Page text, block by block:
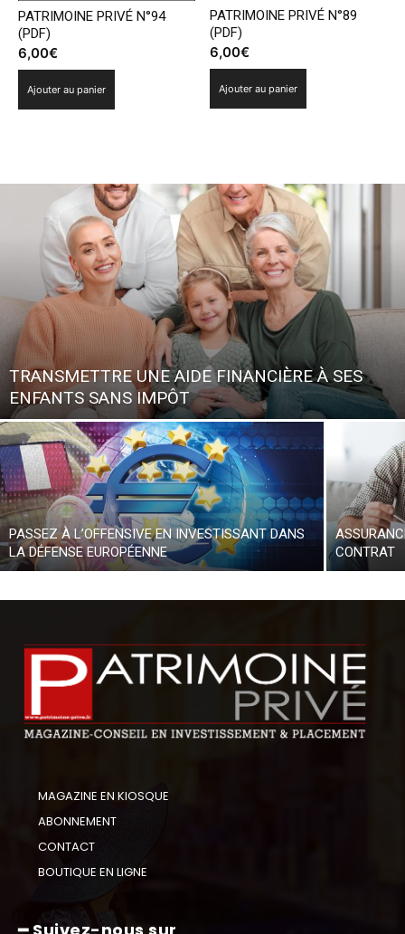
PATRIMOINE PRIVÉ N°94
(PDF)
6,00€
Ajouter au panier
PATRIMOINE PRIVÉ N°89
(PDF)
6,00€
Ajouter au panier
TRANSMETTRE UNE AIDE FINANCIÈRE À SES
ENFANTS SANS IMPÔT
PASSEZ À L’OFFENSIVE EN INVESTISSANT DANS
LA DÉFENSE EUROPÉENNE
CONTRAT
MAGAZINE EN KIOSQUE
ABONNEMENT
CONTACT
BOUTIQUE EN LIGNE